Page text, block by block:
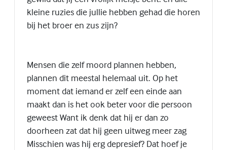
kleine ruzies die jullie hebben gehad die horen
bij het broer en zus zijn?
Mensen die zelf moord plannen hebben,
plannen dit meestal helemaal uit. Op het
moment dat iemand er zelf een einde aan
maakt dan is het ook beter voor die persoon
geweest Want ik denk dat hij er dan zo
doorheen zat dat hij geen uitweg meer zag
Misschien was hij erg depresief? Dat hoef je